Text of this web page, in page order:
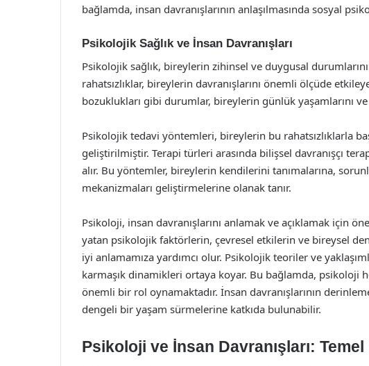
bağlamda, insan davranışlarının anlaşılmasında sosyal
Psikolojik Sağlık ve İnsan Davranışları
Psikolojik sağlık, bireylerin zihinsel ve duygusal
rahatsızlıklar, bireylerin davranışlarını önemli ölçüde
bozuklukları gibi durumlar, bireylerin günlük yaşamlarını
Psikolojik tedavi yöntemleri, bireylerin bu rahatsızlıklarla
geliştirilmiştir. Terapi türleri arasında bilişsel davranışçı
alır. Bu yöntemler, bireylerin kendilerini tanımalarına,
mekanizmaları geliştirmelerine olanak tanır.
Psikoloji, insan davranışlarını anlamak ve açıklamak için
yatan psikolojik faktörlerin, çevresel etkilerin ve bireysel
iyi anlamamıza yardımcı olur. Psikolojik teoriler ve
karmaşık dinamikleri ortaya koyar. Bu bağlamda, psikoloji
önemli bir rol oynamaktadır. İnsan davranışlarının
dengeli bir yaşam sürmelerine katkıda bulunabilir.
Psikoloji ve İnsan Davranışları: